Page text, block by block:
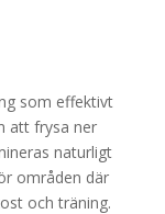
som effektivt
att frysa ner
naturligt
områden där
och träning.